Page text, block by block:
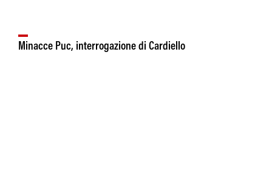
Minacce Puc, interrogazione di Cardiello